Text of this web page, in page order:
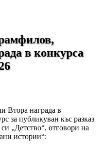
в конкурса
Втора награда в
за публикуван къс разказ
„Детство“, отговори на
истории“: